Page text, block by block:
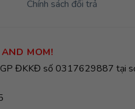
Chính sách đổi trả
MOM!
ĐKKĐ số 0317629887 tại